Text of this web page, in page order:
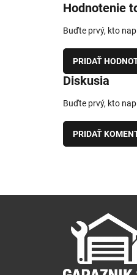
Hodnotenie
Buďte prvý, kto
PRIDAŤ
Diskusia
Buďte prvý, kto
PRIDAŤ